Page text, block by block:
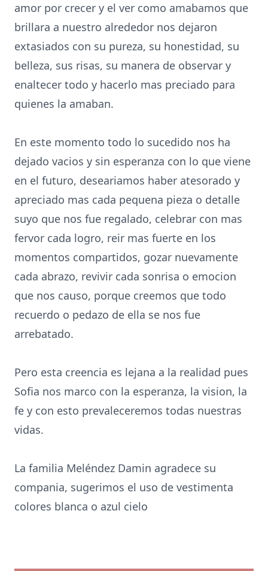
amor por crecer y el ver como amabamos que
brillara a nuestro alrededor nos dejaron
extasiados con su pureza, su honestidad, su
belleza, sus risas, su manera de observar y
enaltecer todo y hacerlo mas preciado para
quienes la amaban.
En este momento todo lo sucedido nos ha
dejado vacios y sin esperanza con lo que viene
en el futuro, deseariamos haber atesorado y
apreciado mas cada pequena pieza o detalle
suyo que nos fue regalado, celebrar con mas
fervor cada logro, reir mas fuerte en los
momentos compartidos, gozar nuevamente
cada abrazo, revivir cada sonrisa o emocion
que nos causo, porque creemos que todo
recuerdo o pedazo de ella se nos fue
arrebatado.
Pero esta creencia es lejana a la realidad pues
Sofia nos marco con la esperanza, la vision, la
fe y con esto prevaleceremos todas nuestras
vidas.
La familia Meléndez Damin agradece su
compania, sugerimos el uso de vestimenta
colores blanca o azul cielo